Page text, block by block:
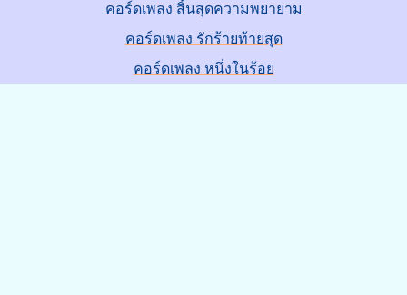
คอร์ดเพลง สิ้นสุดความพยายาม
คอร์ดเพลง รักร้ายท้ายสุด
คอร์ดเพลง หนึ่งในร้อย